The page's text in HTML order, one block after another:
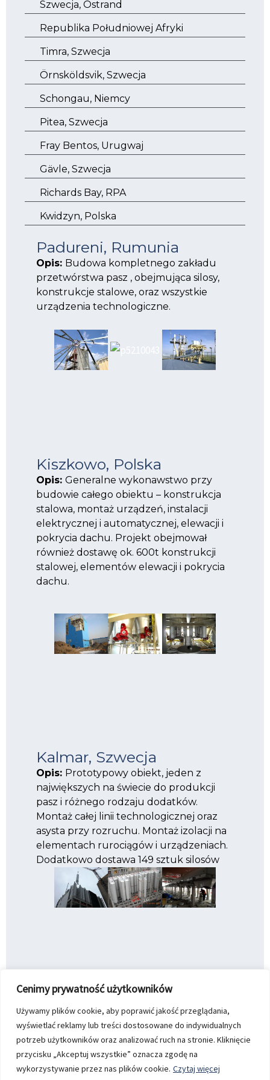
Cenimy prywatność użytkowników
Używamy plików cookie, aby poprawić jakość przeglądania,
wyświetlać reklamy lub treści dostosowane do indywidualnych
potrzeb użytkowników oraz analizować ruch na stronie. Kliknięcie
przycisku „Akceptuj wszystkie” oznacza zgodę na
wykorzystywanie przez nas plików cookie. Czytaj więcej
Padureni, Rumunia
Opis: Budowa kompletnego zakładu
przetwórstwa pasz , obejmująca silosy,
konstrukcje stalowe, oraz wszystkie
urządzenia technologiczne.
Kiszkowo, Polska
Opis: Generalne wykonawstwo przy
budowie całego obiektu – konstrukcja
stalowa, montaż urządzeń, instalacji
elektrycznej i automatycznej, elewacji i
pokrycia dachu. Projekt obejmował
również dostawę ok. 600t konstrukcji
stalowej, elementów elewacji i pokrycia
dachu.
Kalmar, Szwecja
Opis: Prototypowy obiekt, jeden z
największych na świecie do produkcji
pasz i różnego rodzaju dodatków.
Montaż całej linii technologicznej oraz
asysta przy rozruchu. Montaż izolacji na
elementach rurociągów i urządzeniach.
Dodatkowo dostawa 149 sztuk silosów
Szwecja, Östrand
Republika Południowej Afryki
Timra, Szwecja
Örnsköldsvik, Szwecja
Schongau, Niemcy
Pitea, Szwecja
Fray Bentos, Urugwaj
Gävle, Szwecja
Richards Bay, RPA
Kwidzyn, Polska